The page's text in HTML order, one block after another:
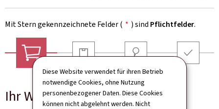
Diese Website verwendet für ihren Betrieb
notwendige Cookies, ohne Nutzung
personenbezogener Daten. Diese Cookies
können nicht abgelehnt werden. Nicht
Mit Stern gekennzeichnete Felder ( * ) sind Pflichtfelder.
Ihr Warenkorb Versandart Adresse
Ihr Warenkorb